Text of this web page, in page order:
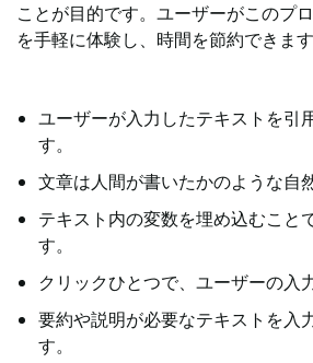
ことが目的です。ユーザーがこのプ
を手軽に体験し、時間を節約できま
ユーザーが入力したテキストを引
す。
文章は人間が書いたかのような自
テキスト内の変数を埋め込むこと
す。
クリックひとつで、ユーザーの入
要約や説明が必要なテキストを入
す。